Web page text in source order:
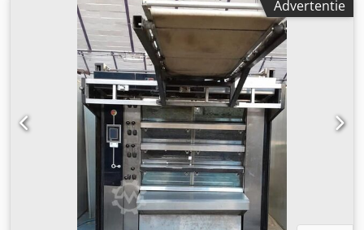
Temperatuur: 300°C - Spanning: 400V - Vermogen: 30 kW -
Gewicht: 1800 kg - Gereviseerd apparaat: het apparaat
wordt gereedgemaakt bij bestelling; overname- en
retourtermijnen worden dan afgesproken (prijs na revisie
op aanvraag) - Voorzijde met afzuigkap in geborsteld
roestvrij staal - Zware bakplaten van vuurvaste cement, 20
mm dik - In roestvrij staal omhulde elektrische
verwarmingselementen - Eén onafhankelijke uitlaatklep
per niveau - Eén onafhankelijke stoomgenerator per
niveau - Behandeld glas ter vermindering van
warmteverlies - Stoominrichting en kolom altijd aan
dezelfde zijde - Uitgerust met stoomafzuiger voor de
afzuigkap - Isolatie met gekruiste panelen van steenwol -
Advertentie